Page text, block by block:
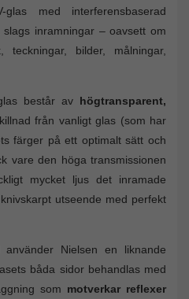
glas med interferensbaserad
inramningar – oavsett om
bilder, målningar,
består av högtransparent,
från vanligt glas (som har
färger på ett optimalt sätt och
vare den höga transmissionen
mycket ljus det inramade
utseende med perfekt
Nielsen en liknande
båda sidor behandlas med
som motverkar reflexer